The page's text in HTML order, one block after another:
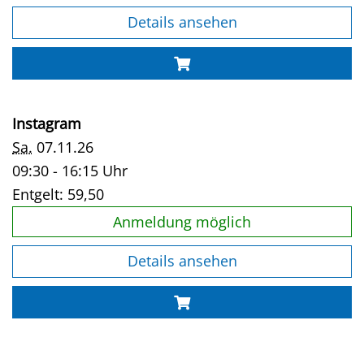
Details ansehen
Instagram
Sa. 07.11.26
09:30 - 16:15 Uhr
Entgelt: 59,50
Anmeldung möglich
Details ansehen